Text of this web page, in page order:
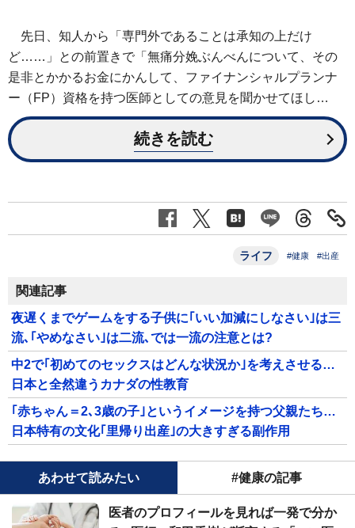
先日、知人から「専門外であることは承知の上だけ
ど……」との前置きで「無痛分娩ぶんべんについて、その
是非とかかるお金にかんして、ファイナンシャルプランナ
ー（FP）資格を持つ医師としての意見を聞かせてほし…
続きを読む
ライフ #健康 #出産
関連記事
夜遅くまでゲームをする子供に｢いい加減にしなさい｣は三
流､｢やめなさい｣は二流､では一流の注意とは?
中2で｢初めてのセックスはどんな状況か｣を考えさせる…
日本と全然違うカナダの性教育
｢赤ちゃん＝2､3歳の子｣というイメージを持つ父親たち…
日本特有の文化｢里帰り出産｣の大きすぎる副作用
あわせて読みたい #健康の記事
医者のプロフィールを見れば一発で分か